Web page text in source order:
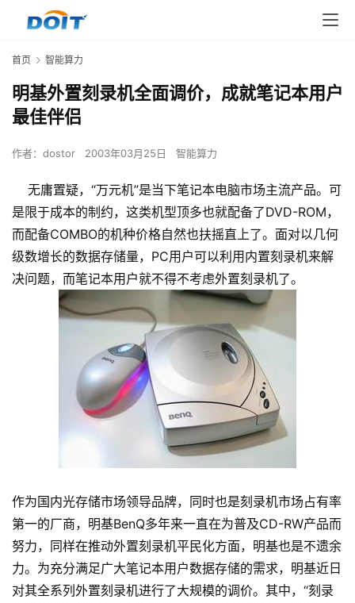
首页 智能算力
明基外置刻录机全面调价，成就笔记本用户
最佳伴侣
作者： dostor 2003年03月25日 智能算力
无庸置疑，“万元机”是当下笔记本电脑市场主流产品。可
是限于成本的制约，这类机型顶多也就配备了DVD-ROM，
而配备COMBO的机种价格自然也扶摇直上了。面对以几何
级数增长的数据存储量，PC用户可以利用内置刻录机来解
决问题，而笔记本用户就不得不考虑外置刻录机了。
作为国内光存储市场领导品牌，同时也是刻录机市场占有率
第一的厂商，明基BenQ多年来一直在为普及CD-RW产品而
努力，同样在推动外置刻录机平民化方面，明基也是不遗余
力。为充分满足广大笔记本用户数据存储的需求，明基近日
对其全系列外置刻录机进行了大规模的调价。其中，“刻录